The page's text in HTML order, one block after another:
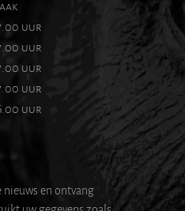
uur
uur
uur
uur
uur
nieuws en ontvang